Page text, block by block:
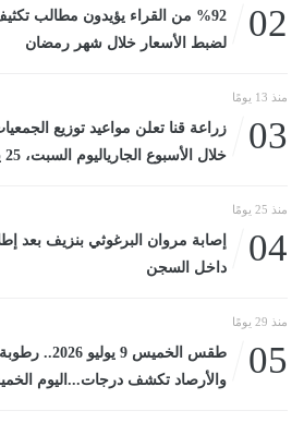
02
%92 من القراء يؤيدون مطالب
لضبط الأسعار خلال شهر رمضان
منذ 13 يومًا
03
زراعة قنا تعلن مواعيد توزيع
خلال الأسبوع الجارياليوم السبت، 25 يوليو 2026 04:00 مـ
منذ 25 يومًا
04
إصابة مروان البرغوثي بنزيف بعد
داخل السجن
منذ 29 يومًا
05
طقس الخميس 9
والأرصاد تكشف درجات...اليوم الخميس، 9 يوليو 2026